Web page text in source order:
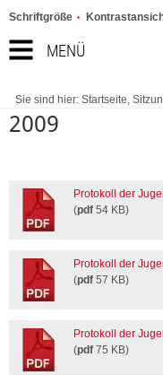
MENÜ
Schriftgröße
Sie sind hier: Startseite,
2009
Protokoll der
(pdf 54 KB)
Protokoll der
(pdf 57 KB)
Protokoll der
(pdf 75 KB)